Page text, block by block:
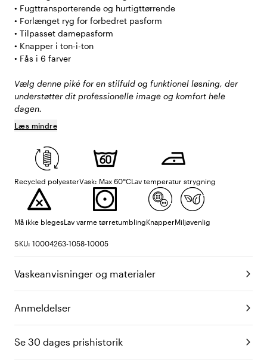
• Fugttransporterende og hurtigttørrende
• Forlænget ryg for forbedret pasform
• Tilpasset damepasform
• Knapper i ton-i-ton
• Fås i 6 farver
Vælg denne piké for en stilfuld og funktionel løsning, der
understøtter dit professionelle image og komfort hele
dagen.
Læs mindre
Recycled polyesterVask: Max 60°CLav temperatur strygning
Må ikke blegesLav varme tørretumblingKnapperMiljøvenlig
SKU: 10004263-1058-10005
Vaskeanvisninger og materialer
Anmeldelser
Se 30 dages prishistorik